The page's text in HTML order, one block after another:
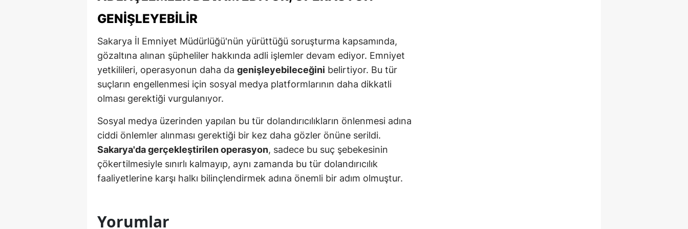
Karabük
Kilis
Osmaniye
GENIŞLEYEBILIR
Sakarya İl Emniyet Müdürlüğü'nün yürüttüğü soruşturma kapsamında,
gözaltına alınan şüpheliler hakkında adli işlemler devam ediyor. Emniyet
yetkilileri, operasyonun daha da genişleyebileceğini belirtiyor. Bu tür
suçların engellenmesi için sosyal medya platformlarının daha dikkatli
olması gerektiği vurgulanıyor.
Sosyal medya üzerinden yapılan bu tür dolandırıcılıkların önlenmesi adına
ciddi önlemler alınması gerektiği bir kez daha gözler önüne serildi.
Sakarya'da gerçekleştirilen operasyon, sadece bu suç şebekesinin
çökertilmesiyle sınırlı kalmayıp, aynı zamanda bu tür dolandırıcılık
faaliyetlerine karşı halkı bilinçlendirmek adına önemli bir adım olmuştur.
Yorumlar